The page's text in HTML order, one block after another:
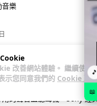
改善網站體驗。 繼續使用
示您同意我們的 Cookie 政
音樂
IER-M500
拍攝、後製監聽
的聲音監聽耳機，Sony 經
🎵
📖